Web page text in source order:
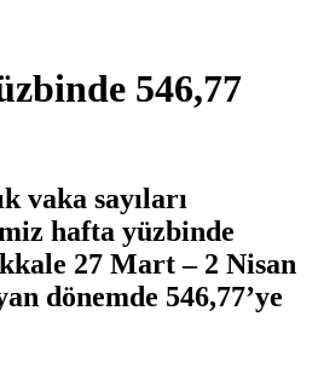
546,77
vaka sayıları
hafta yüzbinde
27 Mart – 2 Nisan
dönemde 546,77’ye